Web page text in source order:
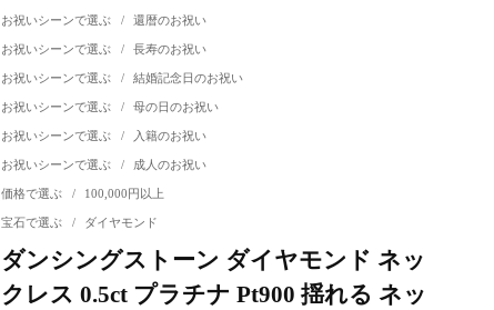
お祝いシーンで選ぶ / 還暦のお祝い
お祝いシーンで選ぶ / 長寿のお祝い
お祝いシーンで選ぶ / 結婚記念日のお祝い
お祝いシーンで選ぶ / 母の日のお祝い
お祝いシーンで選ぶ / 入籍のお祝い
お祝いシーンで選ぶ / 成人のお祝い
価格で選ぶ / 100,000円以上
宝石で選ぶ / ダイヤモンド
ダンシングストーン ダイヤモンド ネッ
クレス 0.5ct プラチナ Pt900 揺れる ネッ